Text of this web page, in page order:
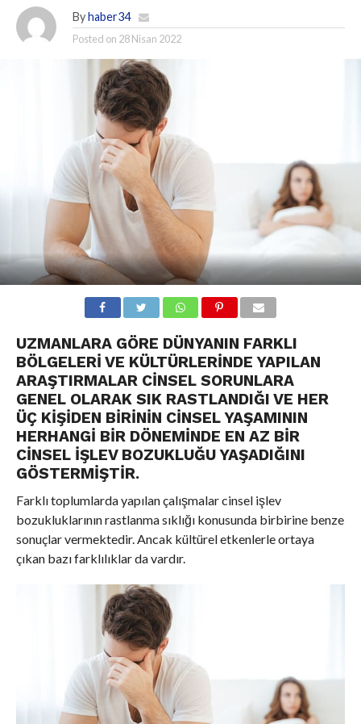
By haber34
Posted on 28 Nisan 2022
UZMANLARA GÖRE DÜNYANIN FARKLI
BÖLGELERI VE KÜLTÜRLERINDE YAPILAN
ARAŞTIRMALAR CINSEL SORUNLARA
GENEL OLARAK SIK RASTLANDIĞI VE HER
ÜÇ KIŞIDEN BIRININ CINSEL YAŞAMININ
HERHANGI BIR DÖNEMINDE EN AZ BIR
CINSEL IŞLEV BOZUKLUĞU YAŞADIĞINI
GÖSTERMIŞTIR.
Farklı toplumlarda yapılan çalışmalar cinsel işlev
bozukluklarının rastlanma sıklığı konusunda birbirine benze
sonuçlar vermektedir. Ancak kültürel etkenlerle ortaya
çıkan bazı farklılıklar da vardır.